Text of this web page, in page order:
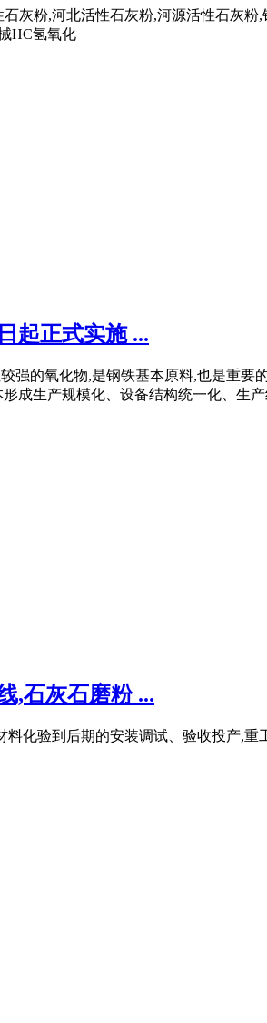
灰粉,河北活性石灰粉,河源活性石灰
HC氢氧化
起正式实施 ...
强的氧化物,是钢铁基本原料,也是重
成生产规模化、设备结构统一化、生
,石灰石磨粉 ...
化验到后期的安装调试、验收投产,